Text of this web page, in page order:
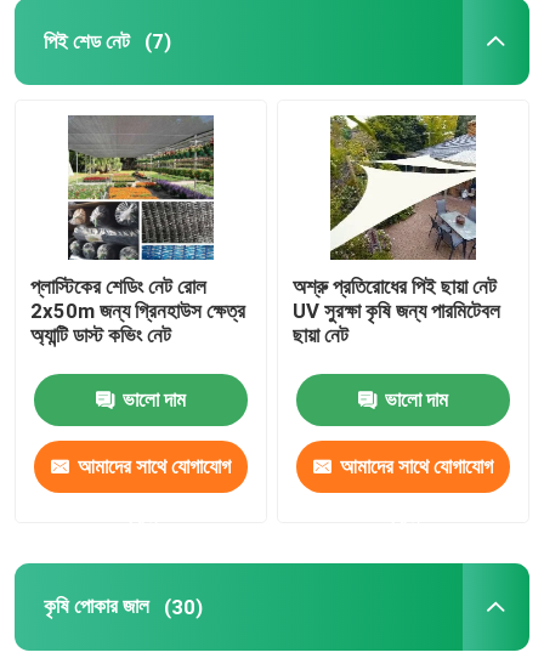
পণ্য
মান নিয়ন্ত্রণ
আমাদের সাথে যোগাযোগ করুন
উদ্ধৃতির জন্য আবেদন
Russian website
চৌম্বকীয় জাল দরজার পর্দা
উইন্ডো ফ্লাই স্ক্রিন
পিই শেড নেট
পিই শেড নেট (7)
প্লাস্টিকের শেডিং নেট রোল
2x50m জন্য গ্রিনহাউস ক্ষেত্র
অ্যান্টি ডাস্ট কভিং নেট
ভালো দাম
আমাদের সাথে যোগাযোগ
অশ্রু প্রতিরোধের পিই ছায়া নেট
UV সুরক্ষা কৃষি জন্য পারমিটেবল
ছায়া নেট
ভালো দাম
আমাদের সাথে যোগাযোগ
কৃষি পোকার জাল (30)